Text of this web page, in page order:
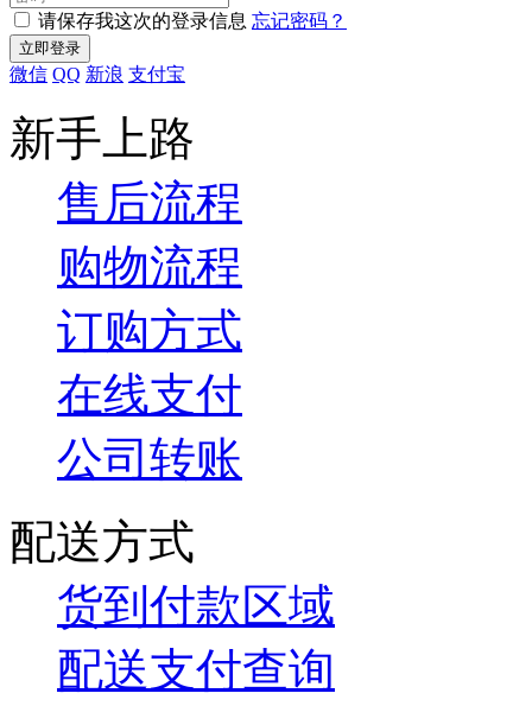
请保存我这次的登录信息 忘记密码？
微信 QQ 新浪 支付宝
新手上路
售后流程
购物流程
订购方式
在线支付
公司转账
配送方式
货到付款区域
配送支付查询